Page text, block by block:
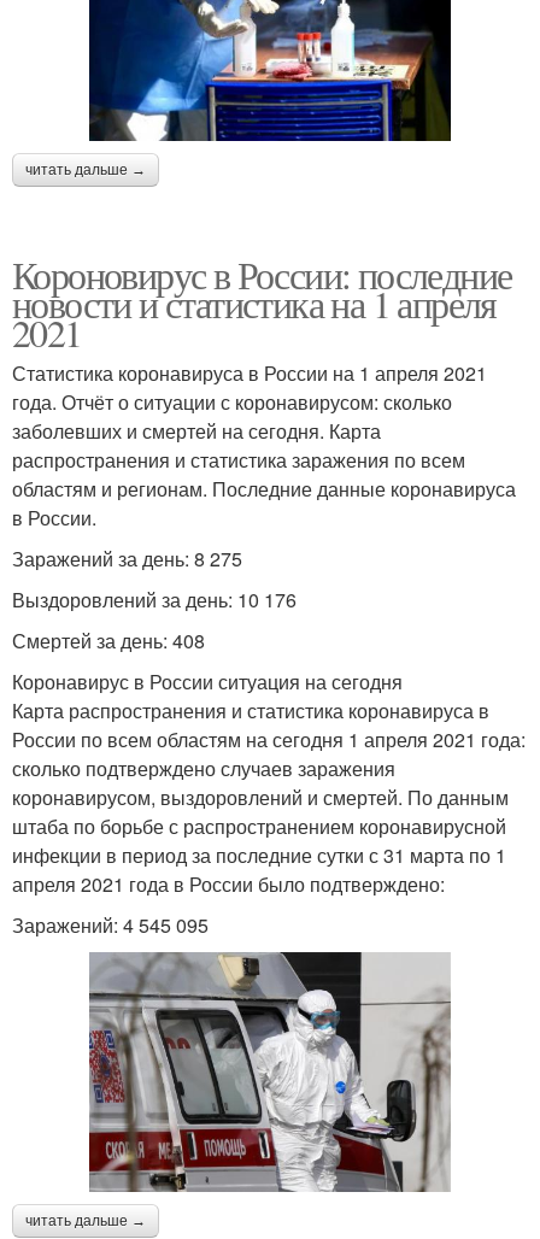
читать дальше →
Короновирус в России: последние
новости и статистика на 1 апреля
2021
Статистика коронавируса в России на 1 апреля 2021
года. Отчёт о ситуации с коронавирусом: сколько
заболевших и смертей на сегодня. Карта
распространения и статистика заражения по всем
областям и регионам. Последние данные коронавируса
в России.
Заражений за день: 8 275
Выздоровлений за день: 10 176
Смертей за день: 408
Коронавирус в России ситуация на сегодня
Карта распространения и статистика коронавируса в
России по всем областям на сегодня 1 апреля 2021 года:
сколько подтверждено случаев заражения
коронавирусом, выздоровлений и смертей. По данным
штаба по борьбе с распространением коронавирусной
инфекции в период за последние сутки с 31 марта по 1
апреля 2021 года в России было подтверждено:
Заражений: 4 545 095
читать дальше →